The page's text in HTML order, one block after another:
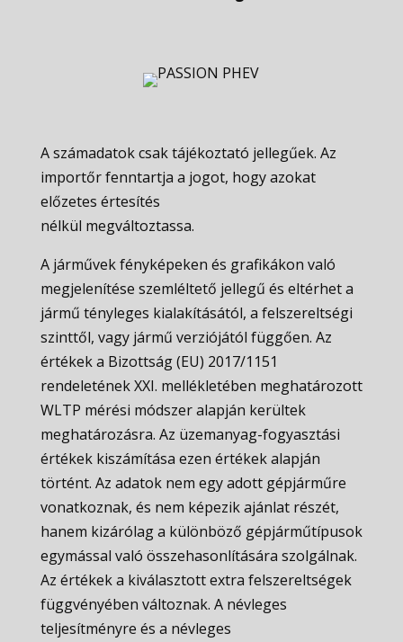
A számadatok csak tájékoztató jellegűek. Az
importőr fenntartja a jogot, hogy azokat
előzetes értesítés
nélkül megváltoztassa.
A járművek fényképeken és grafikákon való
megjelenítése szemléltető jellegű és eltérhet a
jármű tényleges kialakításától, a felszereltségi
szinttől, vagy jármű verziójától függően. Az
értékek a Bizottság (EU) 2017/1151
rendeletének XXI. mellékletében meghatározott
WLTP mérési módszer alapján kerültek
meghatározásra. Az üzemanyag-fogyasztási
értékek kiszámítása ezen értékek alapján
történt. Az adatok nem egy adott gépjárműre
vonatkoznak, és nem képezik ajánlat részét,
hanem kizárólag a különböző gépjárműtípusok
egymással való összehasonlítására szolgálnak.
Az értékek a kiválasztott extra felszereltségek
függvényében változnak. A névleges
teljesítményre és a névleges